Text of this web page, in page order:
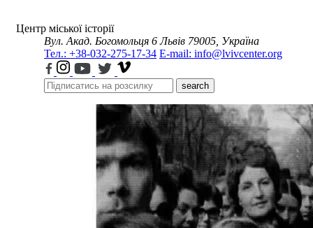
Центр міської історії
Вул. Акад. Богомольця 6 Львів 79005, Україна
Тел.: +38-032-275-17-34 E-mail: info@lvivcenter.org
search